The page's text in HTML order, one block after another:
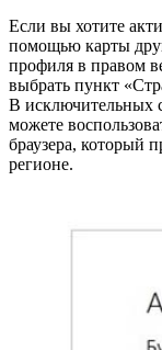
Если вы хотите
помощью карты
профиля в правом
выбрать пункт
В исключительных
можете
браузера, который
регионе.